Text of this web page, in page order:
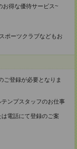
お得な優待サービス~
ポーツクラブなどもお
登録が必要となりま
ンプスタッフのお仕事
電話にて登録のご案